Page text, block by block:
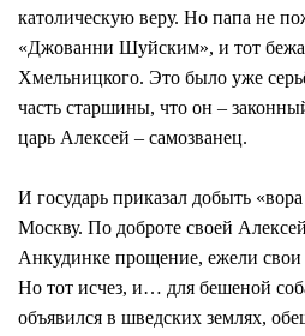
католическую веру. Но папа не
«Джованни Шуйским», и тот
Хмельницкого. Это было уже
часть старшины, что он –
царь Алексей – самозванец.
И государь приказал добыть
Москву. По доброте своей
Анкудинке прощение, ежели свои
Но тот исчез, и… для бешеной
объявился в шведских землях,